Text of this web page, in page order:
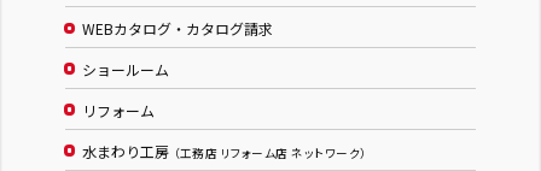
WEBカタログ・カタログ請求
ショールーム
リフォーム
水まわり工房 （工務店 リフォーム店 ネットワーク）